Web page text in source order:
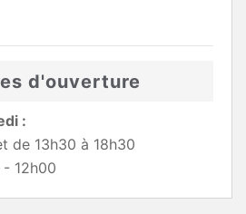
d'ouverture
:
de 13h30 à 18h30
- 12h00